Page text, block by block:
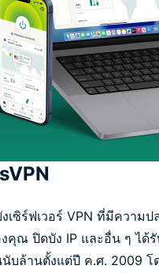
เซิร์ฟเวอร์ VPN ที่มีความ
คุณ ปิดบัง IP และอื่น ๆ ได้รั
นับล้านตั้งแต่ปี ค.ศ. 2009 โ